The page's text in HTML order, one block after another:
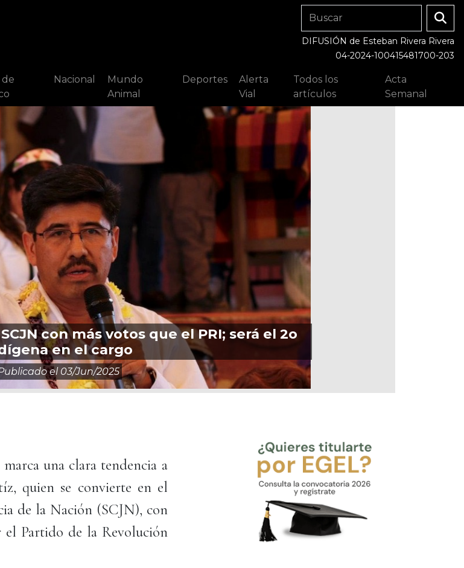
DIFUSIÓN de Esteban Rivera Rivera
04-2024-100415481700-203
de
Nacional
Mundo
Animal
Deportes
Alerta
Vial
Todos los
artículos
Acta
Semanal
con más votos que el PRI; será el 2o
en el cargo
el 03/jun/2025
una clara tendencia a
quien se convierte en el
de la Nación (SCJN), con
Partido de la Revolución